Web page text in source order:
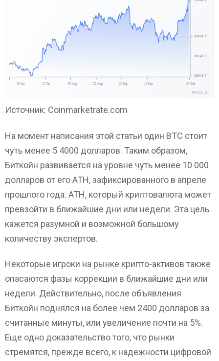
Источник: Coinmarketrate.com
На момент написания этой статьи один BTC стоит
чуть менее 5 4000 долларов. Таким образом,
Биткойн развивается на уровне чуть менее 10 000
долларов от его ATH, зафиксированного в апреле
прошлого года. ATH, который криптовалюта может
превзойти в ближайшие дни или недели. Эта цель
кажется разумной и возможной большому
количеству экспертов.
Некоторые игроки на рынке крипто-активов также
опасаются фазы коррекции в ближайшие дни или
недели. Действительно, после объявления
Биткойн поднялся на более чем 2400 долларов за
считанные минуты, или увеличение почти на 5%.
Еще одно доказательство того, что рынки
стремятся, прежде всего, к надежности цифровой